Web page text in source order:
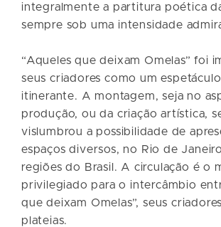
integralmente a partitura poética
sempre sob uma intensidade
“Aqueles que deixam Omelas” foi
seus criadores como um
itinerante. A montagem, seja no
produção, ou da criação artística,
vislumbrou a possibilidade de
espaços diversos, no Rio de
regiões do Brasil. A circulação é o
privilegiado para o intercâmbio
que deixam Omelas”, seus
plateias.